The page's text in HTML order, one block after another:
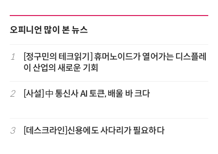
오피니언 많이 본 뉴스
1
[정구민의 테크읽기] 휴머노이드가 열어가는 디스플레
이 산업의 새로운 기회
2 [사설] 中 통신사 AI 토큰, 배울 바 크다
3 [데스크라인]신용에도 사다리가 필요하다